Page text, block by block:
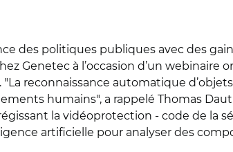
des politiques publiques avec des
Genetec à l’occasion d’un
reconnaissance automatique
humains", a rappelé Thomas
la vidéoprotection - code de la
artificielle pour analyser des